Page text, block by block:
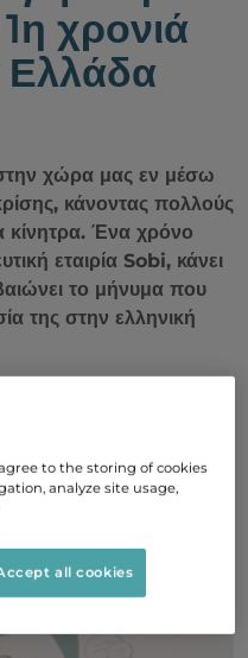
χρονιά
Ελλάδα
χώρα μας εν μέσω
κάνοντας πολλούς
κίνητρα. Ένα χρόνο
εταιρία Sobi, κάνει
το μήνυμα που
της στην ελληνική
to the storing of cookies
analyze site usage,
all cookies